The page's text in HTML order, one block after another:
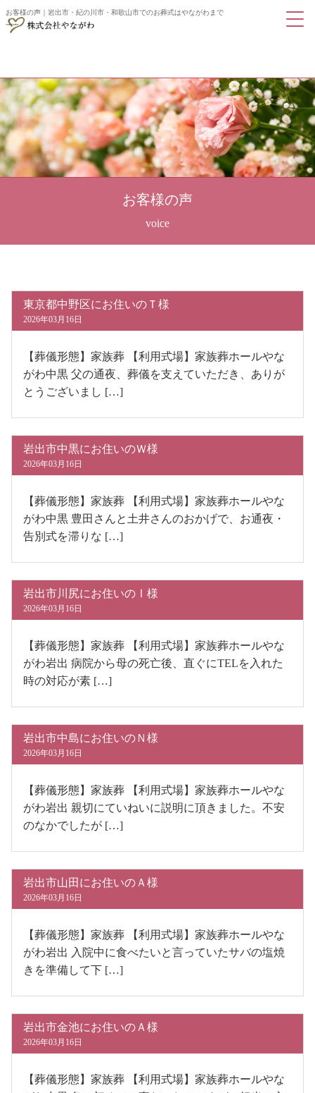
お客様の声｜岩出市・紀の川市・和歌山市でのお葬式はやながわまで
お客様の声
東京都中野区にお住いのＴ様
2026年03月16日
【葬儀形態】家族葬 【利用式場】家族葬ホールやな
がわ中黒 父の通夜、葬儀を支えていただき、ありが
とうございまし […]
岩出市中黒にお住いのＷ様
2026年03月16日
【葬儀形態】家族葬 【利用式場】家族葬ホールやな
がわ中黒 豊田さんと土井さんのおかげで、お通夜・
告別式を滞りな […]
岩出市川尻にお住いのⅠ様
2026年03月16日
【葬儀形態】家族葬 【利用式場】家族葬ホールやな
がわ岩出 病院から母の死亡後、直ぐにTELを入れた
時の対応が素 […]
岩出市中島にお住いのＮ様
2026年03月16日
【葬儀形態】家族葬 【利用式場】家族葬ホールやな
がわ岩出 親切にていねいに説明に頂きました。不安
のなかでしたが […]
岩出市山田にお住いのＡ様
2026年03月16日
【葬儀形態】家族葬 【利用式場】家族葬ホールやな
がわ岩出 入院中に食べたいと言っていたサバの塩焼
きを準備して下 […]
岩出市金池にお住いのＡ様
2026年03月16日
【葬儀形態】家族葬 【利用式場】家族葬ホールやな